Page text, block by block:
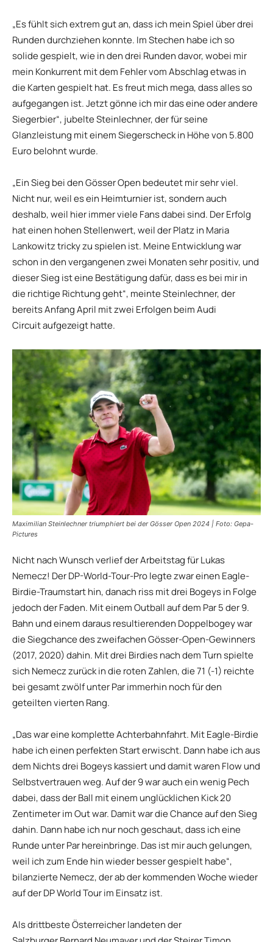
„Es fühlt sich extrem gut an, dass ich mein Spiel über drei
Runden durchziehen konnte. Im Stechen habe ich so
solide gespielt, wie in den drei Runden davor, wobei mir
mein Konkurrent mit dem Fehler vom Abschlag etwas in
die Karten gespielt hat. Es freut mich mega, dass alles so
aufgegangen ist. Jetzt gönne ich mir das eine oder andere
Siegerbier“, jubelte Steinlechner, der für seine
Glanzleistung mit einem Siegerscheck in Höhe von 5.800
Euro belohnt wurde.
„Ein Sieg bei den Gösser Open bedeutet mir sehr viel.
Nicht nur, weil es ein Heimturnier ist, sondern auch
deshalb, weil hier immer viele Fans dabei sind. Der Erfolg
hat einen hohen Stellenwert, weil der Platz in Maria
Lankowitz tricky zu spielen ist. Meine Entwicklung war
schon in den vergangenen zwei Monaten sehr positiv, und
dieser Sieg ist eine Bestätigung dafür, dass es bei mir in
die richtige Richtung geht“, meinte Steinlechner, der
bereits Anfang April mit zwei Erfolgen beim Audi
Circuit aufgezeigt hatte.
Maximilian Steinlechner triumphiert bei der Gösser Open 2024 | Foto: Gepa-
Pictures
Nicht nach Wunsch verlief der Arbeitstag für Lukas
Nemecz! Der DP-World-Tour-Pro legte zwar einen Eagle-
Birdie-Traumstart hin, danach riss mit drei Bogeys in Folge
jedoch der Faden. Mit einem Outball auf dem Par 5 der 9.
Bahn und einem daraus resultierenden Doppelbogey war
die Siegchance des zweifachen Gösser-Open-Gewinners
(2017, 2020) dahin. Mit drei Birdies nach dem Turn spielte
sich Nemecz zurück in die roten Zahlen, die 71 (-1) reichte
bei gesamt zwölf unter Par immerhin noch für den
geteilten vierten Rang.
„Das war eine komplette Achterbahnfahrt. Mit Eagle-Birdie
habe ich einen perfekten Start erwischt. Dann habe ich aus
dem Nichts drei Bogeys kassiert und damit waren Flow und
Selbstvertrauen weg. Auf der 9 war auch ein wenig Pech
dabei, dass der Ball mit einem unglücklichen Kick 20
Zentimeter im Out war. Damit war die Chance auf den Sieg
dahin. Dann habe ich nur noch geschaut, dass ich eine
Runde unter Par hereinbringe. Das ist mir auch gelungen,
weil ich zum Ende hin wieder besser gespielt habe“,
bilanzierte Nemecz, der ab der kommenden Woche wieder
auf der DP World Tour im Einsatz ist.
Als drittbeste Österreicher landeten der